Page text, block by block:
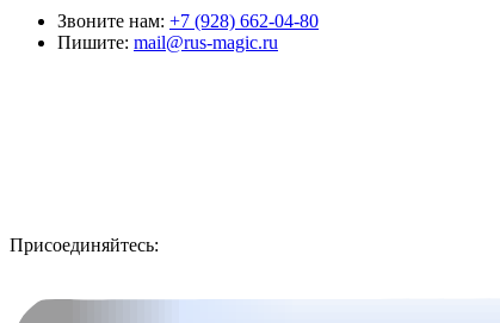
Звоните нам: +7 (928) 662-04-80
Пишите: mail@rus-magic.ru
Присоединяйтесь: